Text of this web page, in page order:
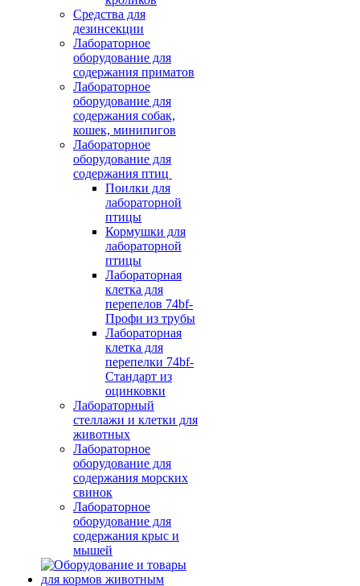
Средства для
дезинсекции
Лабораторное
оборудование для
содержания приматов
Лабораторное
оборудование для
содержания собак,
кошек, минипигов
Лабораторное
оборудование для
содержания птиц
Поилки для
лабораторной
птицы
Кормушки для
лабораторной
птицы
Лабораторная
клетка для
перепелов 74bf-
Профи из трубы
Лабораторная
клетка для
перепелки 74bf-
Стандарт из
оцинковки
Лабораторный
стеллажи и клетки для
животных
Лабораторное
оборудование для
содержания морских
свинок
Лабораторное
оборудование для
содержания крыс и
мышей